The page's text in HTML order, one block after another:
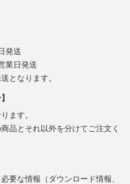
発送
業日発送
となります。
ます。
品とそれ以外を分けてご注文く
要な情報（ダウンロード情報、